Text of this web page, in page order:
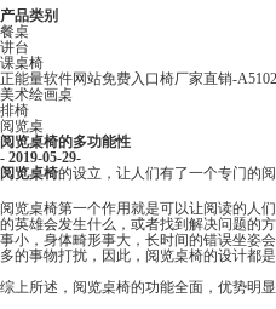
产品类别
餐桌
讲台
课桌椅
正能量软件网站免费入口椅厂家直销-
美术绘画桌
排椅
阅览桌
阅览桌椅的多功能性
- 2019-05-29-
阅览桌椅的设立，让人们有了一个专门的
阅览桌椅第一个作用就是可以让阅读的人们享
的英雄会发生什么，或者找到解决问题的方
事小，身体畸形事大，长时间的错误坐
多的事物打扰，因此，阅览桌椅的设计
综上所述，阅览桌椅的功能全面，优势明